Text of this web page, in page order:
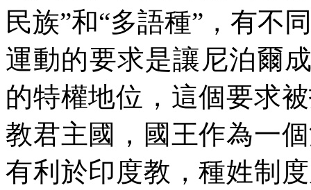
民族”和“多語種”，有不
運動的要求是讓尼泊爾
的特權地位，這個要求
教君主國，國王作為一
有利於印度教，種姓制